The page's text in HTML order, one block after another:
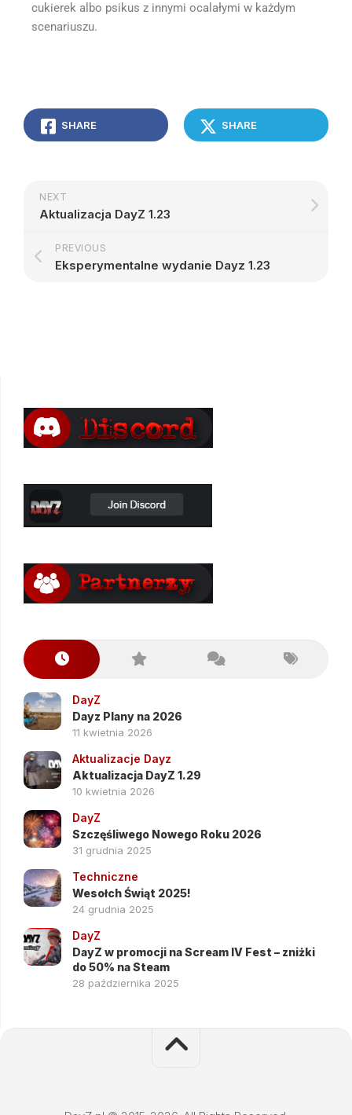
cukierek albo psikus z innymi ocalałymi w każdym
scenariuszu.
SHARE SHARE
NEXT
Aktualizacja DayZ 1.23
PREVIOUS
Eksperymentalne wydanie Dayz 1.23
DayZ
Dayz Plany na 2026
11 kwietnia 2026
Aktualizacje Dayz
Aktualizacja DayZ 1.29
10 kwietnia 2026
DayZ
Szczęśliwego Nowego Roku 2026
31 grudnia 2025
Techniczne
Wesołch Świąt 2025!
24 grudnia 2025
DayZ
DayZ w promocji na Scream IV Fest – zniżki
do 50% na Steam
28 października 2025